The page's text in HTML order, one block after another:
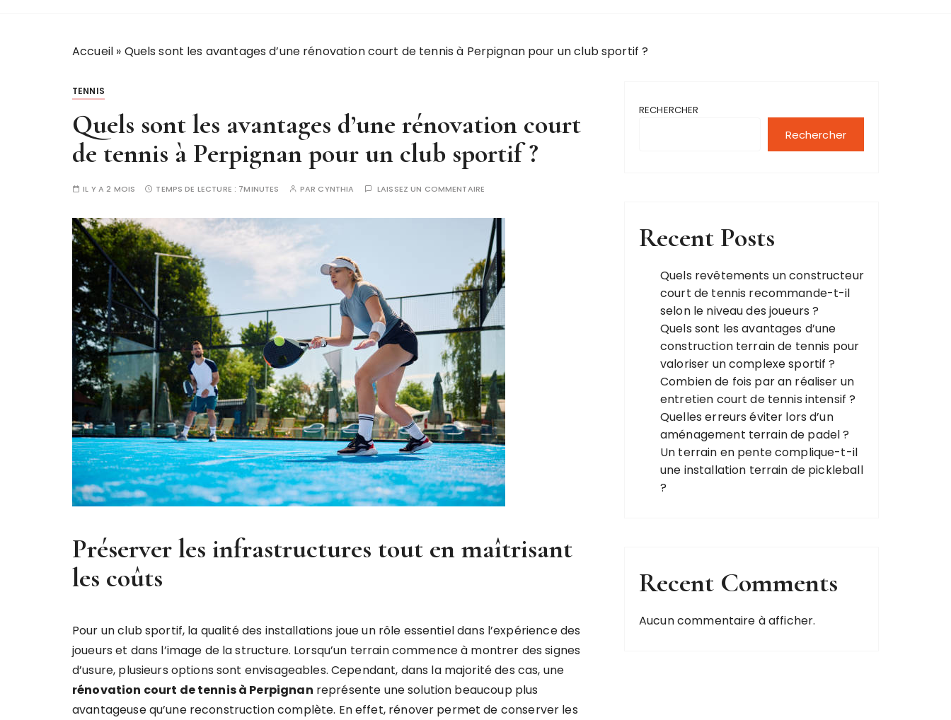
Accueil » Quels sont les avantages d’une rénovation court de tennis à Perpignan pour un club sportif ?
TENNIS
Quels sont les avantages d’une rénovation court
de tennis à Perpignan pour un club sportif ?
IL Y A 2 MOIS TEMPS DE LECTURE : 7MINUTES PAR CYNTHIA LAISSEZ UN COMMENTAIRE
Préserver les infrastructures tout en maîtrisant
les coûts
Pour un club sportif, la qualité des installations joue un rôle essentiel dans l’expérience des
joueurs et dans l’image de la structure. Lorsqu’un terrain commence à montrer des signes
d’usure, plusieurs options sont envisageables. Cependant, dans la majorité des cas, une
rénovation court de tennis à Perpignan représente une solution beaucoup plus
avantageuse qu’une reconstruction complète. En effet, rénover permet de conserver les
RECHERCHER
Rechercher
Recent Posts
Quels revêtements un constructeur
court de tennis recommande-t-il
selon le niveau des joueurs ?
Quels sont les avantages d’une
construction terrain de tennis pour
valoriser un complexe sportif ?
Combien de fois par an réaliser un
entretien court de tennis intensif ?
Quelles erreurs éviter lors d’un
aménagement terrain de padel ?
Un terrain en pente complique-t-il
une installation terrain de pickleball
?
Recent Comments
Aucun commentaire à afficher.